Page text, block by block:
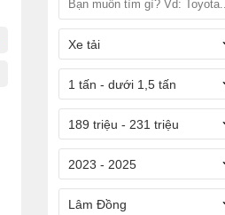
Xe tải
1 tấn - dưới 1,5 tấn
189 triệu - 231 triệu
2023 - 2025
Lâm Đồng